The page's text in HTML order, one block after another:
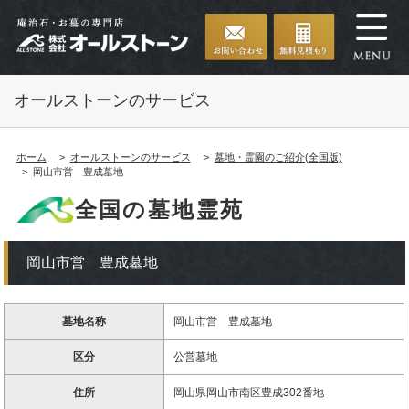
オールストーンのサービス
ホーム オールストーンのサービス
墓地・霊園のご紹介(全国版)
岡山市営 豊成墓地
全国の墓地霊苑
岡山市営 豊成墓地
墓地名称 岡山市営 豊成墓地
区分 公営墓地
住所 岡山県岡山市南区豊成302番地